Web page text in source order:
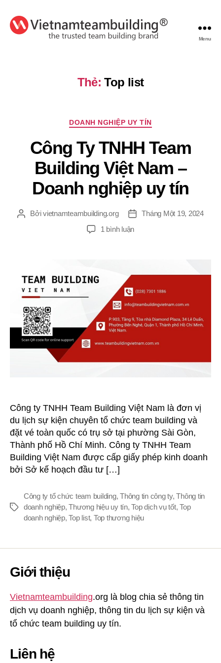
Menu
Thẻ: Top list
Chuyên
DOANH NGHIỆP UY TÍN
Công Ty TNHH Team
Building Việt Nam –
Doanh nghiệp uy tín
TácBởivietnamteambuilding.org
NgàyTháng Một 19, 2024
1 bình luậnở
Việt
Nam
–
Doanh
uy
Công ty TNHH Team Building Việt Nam là đơn vị
du lịch sự kiện chuyên tổ chức team building và
đặt vé toàn quốc có trụ sở tại phường Sài Gòn,
Thành phố Hồ Chí Minh. Công ty TNHH Team
Building Việt Nam được cấp giấy phép kinh doanh
bởi Sở kế hoạch đầu tư […]
Thẻ
Công ty tổ chức team building,Thông tin công ty,Thông tin
doanh nghiệp,Thương hiệu uy tín,Top dịch vụ tốt,Top
doanh nghiệp,Top list, Top thương hiệu
Giới thiệu
Vietnamteambuilding.org là blog chia sẻ thông tin
dịch vụ doanh nghiệp, thông tin du lịch sự kiện và
tổ chức team building uy tín.
Liên hệ